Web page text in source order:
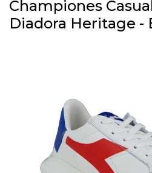
Championes
Diadora Heritage -